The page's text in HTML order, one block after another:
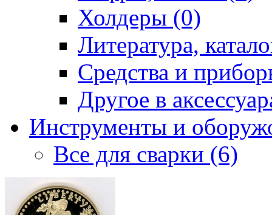
Холдеры (0)
Литература,
Средства и
Другое в
Инструменты и
Все для сварки (6)